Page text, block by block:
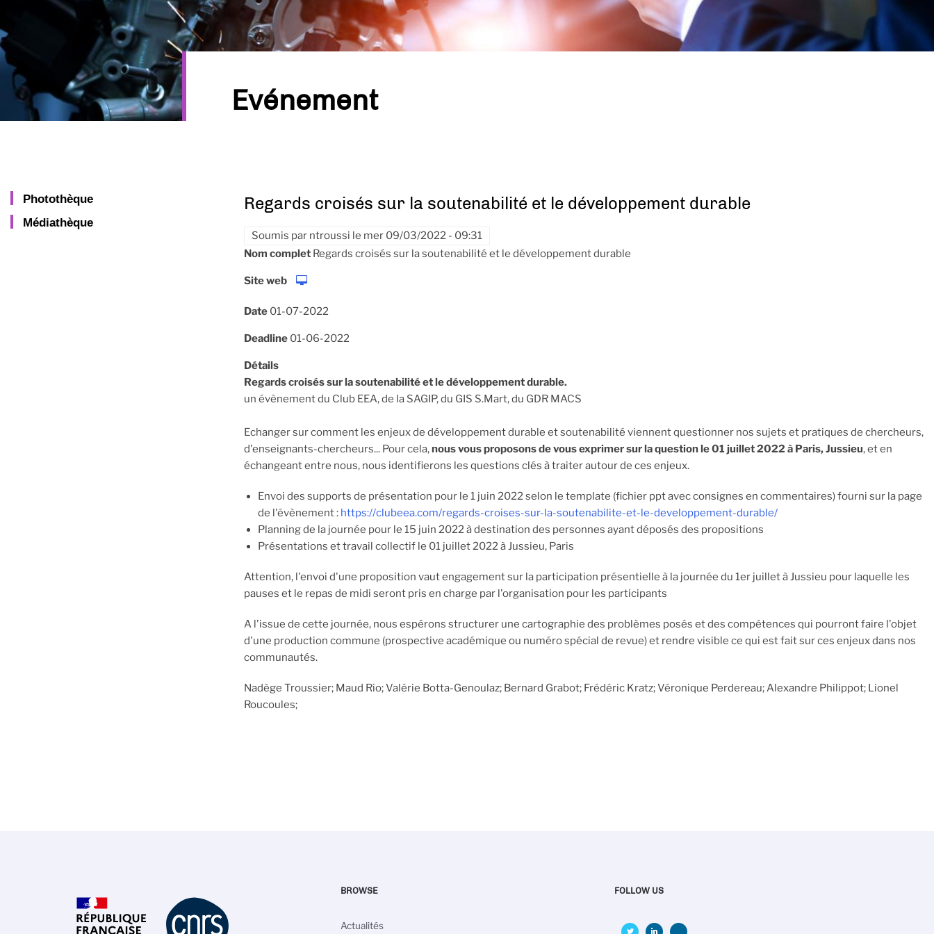
Evénement
Photothèque
Médiathèque
Regards croisés sur la soutenabilité et le développement durable
Soumis par ntroussi le mer 09/03/2022 - 09:31
Nom complet Regards croisés sur la soutenabilité et le développement durable
Site web
Date 01-07-2022
Deadline 01-06-2022
Détails
Regards croisés sur la soutenabilité et le développement durable.
un évènement du Club EEA, de la SAGIP, du GIS S.Mart, du GDR MACS
Echanger sur comment les enjeux de développement durable et soutenabilité viennent questionner nos sujets et pratiques de chercheurs,
d'enseignants-chercheurs... Pour cela,nous vous proposons de vous exprimer sur la question le 01 juillet 2022 à Paris, Jussieu, et en
échangeant entre nous, nous identifierons les questions clés à traiter autour de ces enjeux.
Envoi des supports de présentation pour le 1 juin 2022 selon le template (fichier ppt avec consignes en commentaires) fourni sur la page
de l'évènement : https://clubeea.com/regards-croises-sur-la-soutenabilite-et-le-developpement-durable/
Planning de la journée pour le 15 juin 2022 à destination des personnes ayant déposés des propositions
Présentations et travail collectif le 01 juillet 2022 à Jussieu, Paris
Attention, l'envoi d'une proposition vaut engagement sur la participation présentielle à la journée du 1er juillet à Jussieu pour laquelle les
pauses et le repas de midi seront pris en charge par l'organisation pour les participants
A l'issue de cette journée, nous espérons structurer une cartographie des problèmes posés et des compétences qui pourront faire l'objet
d'une production commune (prospective académique ou numéro spécial de revue) et rendre visible ce qui est fait sur ces enjeux dans nos
communautés.
Nadège Troussier; Maud Rio; Valérie Botta-Genoulaz; Bernard Grabot; Frédéric Kratz; Véronique Perdereau; Alexandre Philippot; Lionel
Roucoules;
BROWSE
Navigation
Actualités
FOLLOW US